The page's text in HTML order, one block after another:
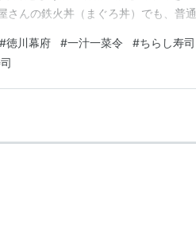
さんの鉄火丼（まぐろ丼）でも、普
葉もない見分け方ではあるが、ワシ
で、迷わず後者を選択する…
#徳川幕府 #一汁一菜令 #ちらし寿司